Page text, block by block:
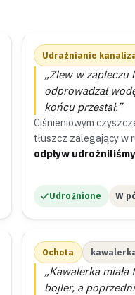
Udrażnianie
„Zlew w zapleczu
odprowadzał
końcu przestał.”
Ciśnieniowym
tłuszcz zalegający w
odpływ
Udrożnione W
Ochota
„Kawalerka miała
bojler, a